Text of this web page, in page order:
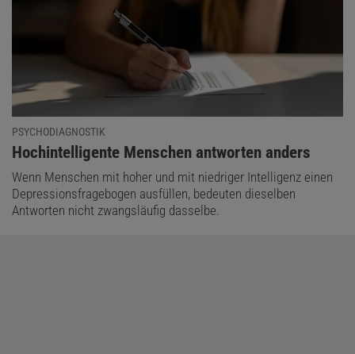
PSYCHODIAGNOSTIK
:
Hochintelligente Menschen antworten anders
Wenn Menschen mit hoher und mit niedriger Intelligenz einen
Depressionsfragebogen ausfüllen, bedeuten dieselben
Antworten nicht zwangsläufig dasselbe.